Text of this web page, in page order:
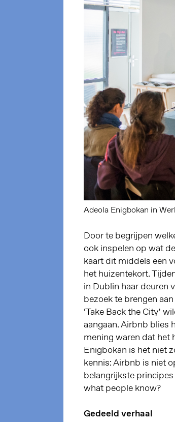
Adeola Enigbokan in
Door te begrijpen
ook inspelen op wat
kaart dit middels een
het huizentekort.
in Dublin haar deuren
bezoek te brengen
‘Take Back the City’
aangaan. Airbnb blies
mening waren dat het
Enigbokan is het niet
kennis: Airbnb is niet
belangrijkste
what people know?
Gedeeld verhaal